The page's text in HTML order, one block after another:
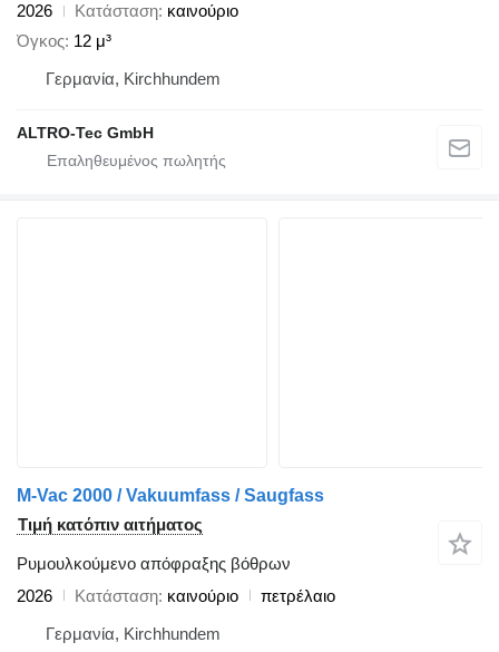
2026
Κατάσταση καινούριο
Όγκος 12 μ³
Γερμανία, Kirchhundem
ALTRO-Tec GmbH
M-Vac 2000 / Vakuumfass / Saugfass
Τιμή κατόπιν αιτήματος
Ρυμουλκούμενο απόφραξης βόθρων
2026
Κατάσταση καινούριο
πετρέλαιο
Γερμανία, Kirchhundem